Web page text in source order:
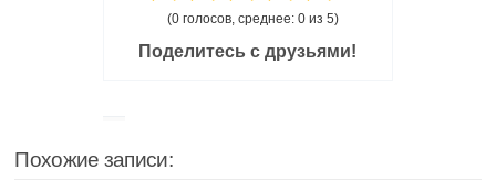
(0 голосов, среднее: 0 из 5)
Поделитесь с друзьями!
Похожие записи: